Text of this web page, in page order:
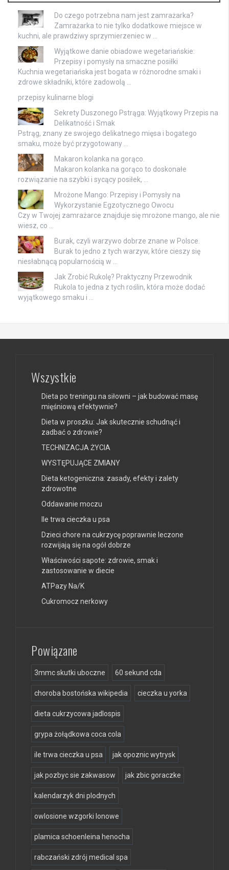
Do czego potrzebna nam jest zamrażarka?
Zamrażarka to nie tylko dodatkowe miejsce w
kuchni, ale prawdziwy sprzymierzeniec w …
Wyjątkowe danie obiadowe wegetariańskie:
Przepisy i pomysły na smaczne posiłki
Kuchnia wegetariańska jest bogata w różnorodne smaki i
zdrowe składniki, które zadowolą …
przepisy kulinarne blogi
Sekrety Duszonego Pstrąga: Wyjątkowy Przepis na
Delikatność i Smak
Pstrąg, znany ze swojego delikatnego mięsa i bogatego
smaku, może być przygotowany …
Makaron kolanka na gorąco.
Makaron kolanka na gorąco to doskonałe
rozwiązanie na szybki i sycący posiłek, …
Mrożone Mango: Przepisy i Pomysły na
Wykorzystanie Egzotycznego Owocu
Czy w Twojej zamrażarce znajduje się mrożone mango, ale nie
wiesz, co …
Burak, czyli warzywo dobrze znane w Polsce.
Burak to jedno z tych warzyw, które cieszy się
niesłabnącą popularnością w …
Jak Zrobić Rukolę? Praktyczny Przewodnik
Rukola to jedna z tych roślin, która może dodać
wyjątkowego smaku i …
Wszystkie
Dieta po treningu na siłowni – jak budować masę
mięśniową efektywnie?
Dieta w proszku: Jak skutecznie schudnąć i
zadbać o zdrowie?
TECHNIZACJA ŻYCIA
WYSTĘPUJĄCE ZMIANY
Dieta ketogeniczna: zasady, efekty i zalety
zdrowotne
Oddawanie moczu
Ile trwa cieczka u psa
Dzieci chore na cukrzycę poprawnie leczone
rozwijają się na ogół dobrze
Właściwości sapote: zdrowie, smak i
zastosowanie w diecie
ATPazy Na/K
Cukromocz nerkowy
Powiązane
3mmc skutki uboczne 60 sekund cda
choroba bostońska wikipedia cieczka u yorka
dieta cukrzycowa jadlospis
grypa żołądkowa coca cola
ile trwa cieczka u psa jak opoznic wytrysk
jak pozbyc sie zakwasow jak zbic goraczke
kalendarzyk dni plodnych
owlosione wzgorki lonowe
plamica schoenleina henocha
rabczański zdrój medical spa